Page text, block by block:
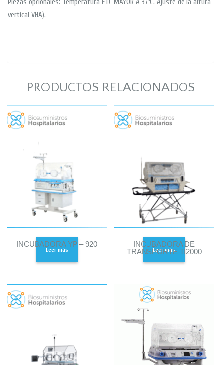
Piezas opcionales: Temperatura ETC MAYOR A 37ºC. Ajuste de la altura
vertical VHA).
PRODUCTOS RELACIONADOS
INCUBADORA YP – 920
Leer más
INCUBADORA DE
TRANSPORTE TI2000
Leer más